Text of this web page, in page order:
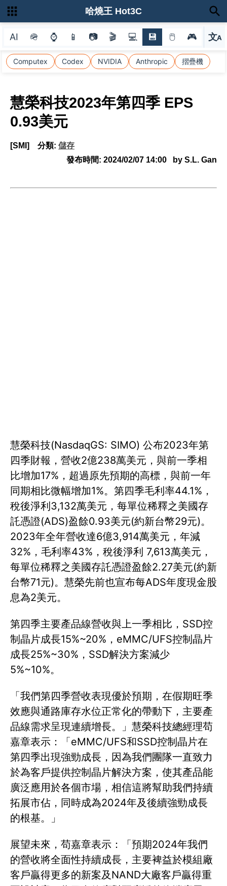
AI 🪖 ⌚ 📱 📷 🎬 💻 💾 🖱 🎮 文A
選
Computex Codex NVIDIA Anthropic 摺疊機
哈燒王 Hot3C
慧榮科技2023年第四季 EPS
0.93美元
[SMI] 分類: 儲存
發布時間: 2024/02/07 14:00 by S.L. Gan
慧榮科技(NasdaqGS: SIMO) 公布2023年第
四季財報，營收2億238萬美元，與前一季相
比增加17%，超過原先預期的高標，與前一年
同期相比微幅增加1%。第四季毛利率44.1%，
稅後淨利3,132萬美元，每單位稀釋之美國存
託憑證(ADS)盈餘0.93美元(約新台幣29元)。
2023年全年營收達6億3,914萬美元，年減
32%，毛利率43%，稅後淨利 7,613萬美元，
每單位稀釋之美國存託憑證盈餘2.27美元(約新
台幣71元)。慧榮先前也宣布每ADS年度現金股
息為2美元。
第四季主要產品線營收與上一季相比，SSD控
制晶片成長15%~20%，eMMC/UFS控制晶片
成長25%~30%，SSD解決方案減少
5%~10%。
「我們第四季營收表現優於預期，在假期旺季
效應與通路庫存水位正常化的帶動下，主要產
品線需求呈現連續增長。」慧榮科技總經理苟
嘉章表示：「eMMC/UFS和SSD控制晶片在
第四季出現強勁成長，因為我們團隊一直致力
於為客戶提供控制晶片解決方案，使其產品能
廣泛應用於各個市場，相信這將幫助我們持續
拓展市佔，同時成為2024年及後續強勁成長
的根基。」
展望未來，苟嘉章表示：「預期2024年我們
的營收將全面性持續成長，主要裨益於模組廠
客戶贏得更多的新案及NAND大廠客戶贏得重